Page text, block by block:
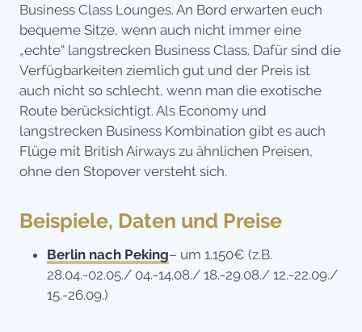
Business Class Lounges. An Bord erwarten euch
bequeme Sitze, wenn auch nicht immer eine
„echte“ langstrecken Business Class. Dafür sind die
Verfügbarkeiten ziemlich gut und der Preis ist
auch nicht so schlecht, wenn man die exotische
Route berücksichtigt. Als Economy und
langstrecken Business Kombination gibt es auch
Flüge mit British Airways zu ähnlichen Preisen,
ohne den Stopover versteht sich.
Beispiele, Daten und Preise
Berlin nach Peking– um 1.150€ (z.B.
28.04.-02.05./ 04.-14.08./ 18.-29.08./ 12.-22.09./
15.-26.09.)